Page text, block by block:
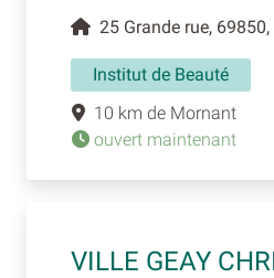
25 Grande rue,
Institut de Beauté
10 km de Mornant
ouvert maintenant
VILLE GEAY